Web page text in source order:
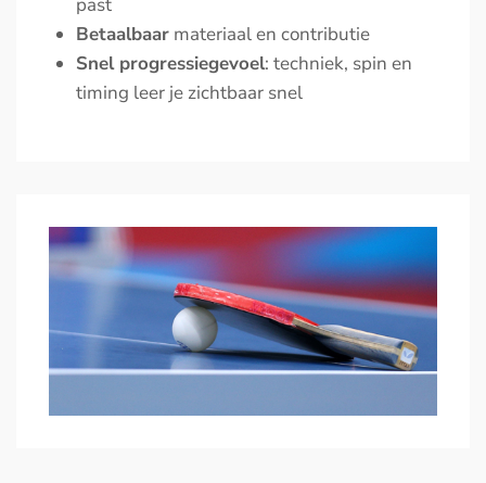
Betaalbaar materiaal en contributie
Snel progressiegevoel: techniek, spin en
timing leer je zichtbaar snel